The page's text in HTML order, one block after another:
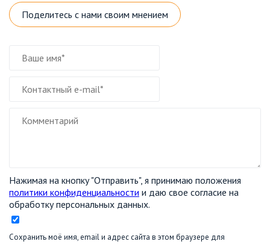
Поделитесь с нами своим мнением
Нажимая на кнопку "Отправить", я принимаю положения
политики конфиденциальности и даю свое согласие на
обработку персональных данных.
Сохранить моё имя, email и адрес сайта в этом браузере для